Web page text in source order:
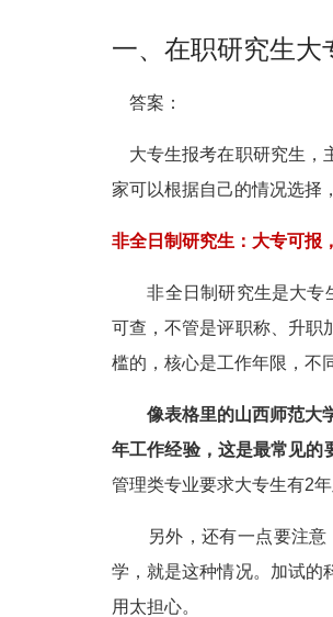
一、在职研究生大
答案：
大专生报考在职研究生，
家可以根据自己的情况选择
非全日制研究生：大专可报
非全日制研究生是大专生
可查，不管是评职称、升职
槛的，核心是工作年限，不
像表格里的山西师范大学
年工作经验，这是最常见的
管理类专业要求大专生有2
另外，还有一点要注意，
学，就是这种情况。加试的
用太担心。